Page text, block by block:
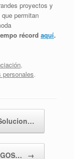
proyectos y
permitan
récord aquí.
,
personales.
→